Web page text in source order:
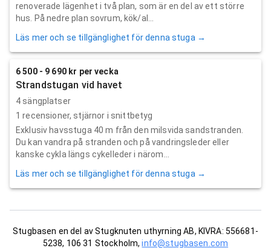
renoverade lägenhet i två plan, som är en del av ett större
hus. På nedre plan sovrum, kök/al...
Läs mer och se tillgänglighet för denna stuga →
6 500 - 9 690 kr per vecka
Strandstugan vid havet
4 sängplatser
1 recensioner, stjärnor i snittbetyg
Exklusiv havsstuga 40 m från den milsvida sandstranden.
Du kan vandra på stranden och på vandringsleder eller
kanske cykla längs cykelleder i närom...
Läs mer och se tillgänglighet för denna stuga →
Stugbasen en del av Stugknuten uthyrning AB, KIVRA: 556681-
5238, 106 31 Stockholm,info@stugbasen.com